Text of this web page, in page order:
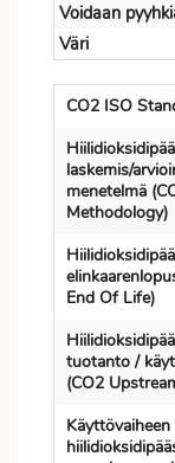
Voidaan
Väri
CO2 ISO
laskemis/
menetelmä
Methodology)
End Of Life)
tuotanto /
(CO2
Käyttövaiheen